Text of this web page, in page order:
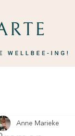
Anne Marieke